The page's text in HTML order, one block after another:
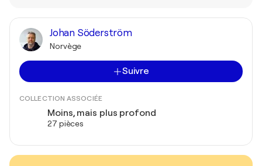
Johan Söderström
Norvège
Suivre
COLLECTION ASSOCIÉE
Moins, mais plus profond
27 pièces